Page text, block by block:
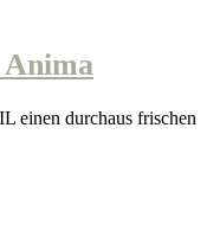
einen durchaus frischen